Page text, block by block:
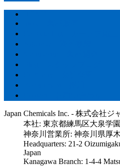
Japan Chemicals Inc. - 株式会社
本社: 東京都練馬区大泉学
神奈川営業所: 神奈川県厚
Headquarters: 21-2
Japan
Kanagawa Branch: 1-4-4